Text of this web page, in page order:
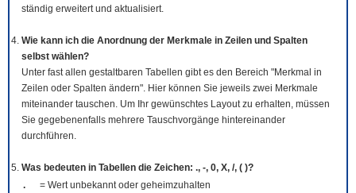
ständig erweitert und aktualisiert.
Wie kann ich die Anordnung der Merkmale in Zeilen und Spalten
selbst wählen?
Unter fast allen gestaltbaren Tabellen gibt es den Bereich "Merkmal in
Zeilen oder Spalten ändern". Hier können Sie jeweils zwei Merkmale
miteinander tauschen. Um Ihr gewünschtes Layout zu erhalten, müssen
Sie gegebenenfalls mehrere Tauschvorgänge hintereinander
durchführen.
Was bedeuten in Tabellen die Zeichen: ., -, 0, X, /, ( )?
.
= Wert unbekannt oder geheimzuhalten